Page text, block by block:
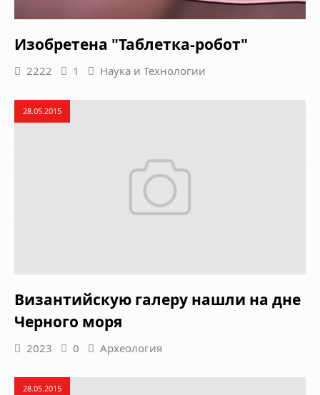
Изобретена "Таблетка-робот"
2222 1 Наука и Технологии
28.05.2015
Византийскую галеру нашли на дне
Черного моря
2023 0 Археология
28.05.2015